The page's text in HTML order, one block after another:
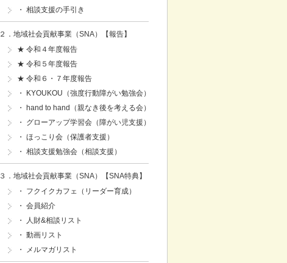
・ 相談支援の手引き
２．地域社会貢献事業（SNA）【報告】
★ 令和４年度報告
★ 令和５年度報告
★ 令和６・７年度報告
・ KYOUKOU（強度行動障がい勉強会）
・ hand to hand（親なき後を考える会）
・ グローアップ学習会（障がい児支援）
・ ほっこり会（保護者支援）
・ 相談支援勉強会（相談支援）
３．地域社会貢献事業（SNA）【SNA特典】
・ フクイクカフェ（リーダー育成）
・ 会員紹介
・ 人財&相談リスト
・ 動画リスト
・ メルマガリスト